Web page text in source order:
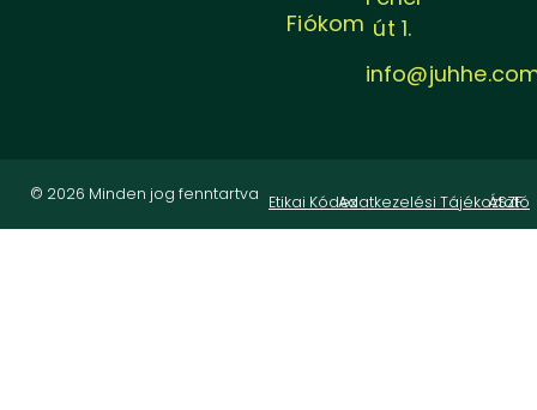
Fiókom út 1.
© 2026 Minden jog fenntartva Etikai KódexAdatkezelési Tájékoztató
ÁSZF